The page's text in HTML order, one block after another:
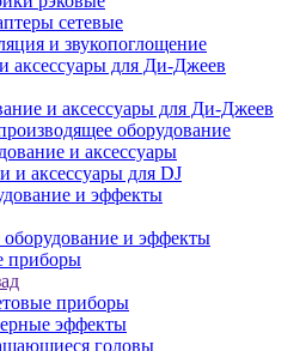
сетевые
и звукопоглощение
аксессуары для Ди-Джеев
и аксессуары для Ди-Джеев
оборудование
и аксессуары
и аксессуары для DJ
и эффекты
оборудование и эффекты
приборы
приборы
эффекты
головы